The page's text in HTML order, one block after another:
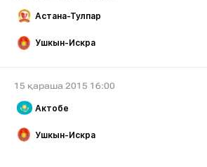
Астана-Тулпар
Ушкын-Искра
15 қараша 2015 16:00
Актобе
Ушкын-Искра